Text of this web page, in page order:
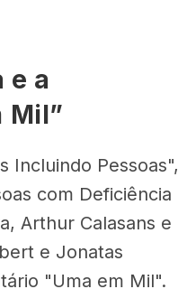
e a
Mil”
Incluindo Pessoas",
com Deficiência
Arthur Calasans e
e Jonatas
"Uma em Mil".